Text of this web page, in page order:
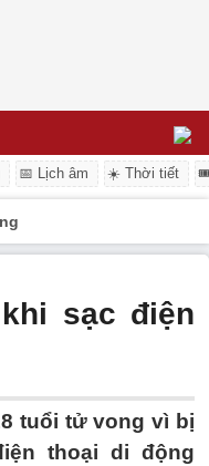
📅 Lịch âm ☀️ Thời tiết
sạc điện
tuổi tử vong vì bị
thoại di động